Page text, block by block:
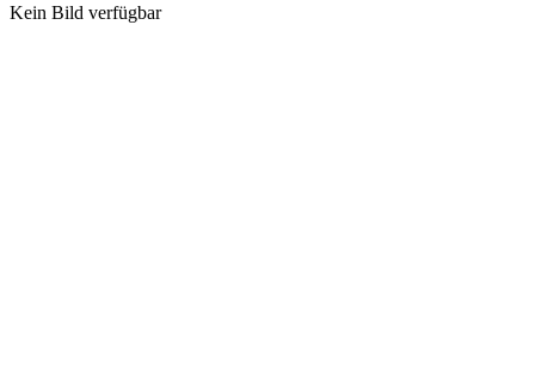
Kein Bild verfügbar